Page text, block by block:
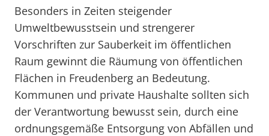
Besonders in Zeiten steigender
Umweltbewusstsein und strengerer
Vorschriften zur Sauberkeit im öffentlichen
Raum gewinnt die Räumung von öffentlichen
Flächen in Freudenberg an Bedeutung.
Kommunen und private Haushalte sollten sich
der Verantwortung bewusst sein, durch eine
ordnungsgemäße Entsorgung von Abfällen und